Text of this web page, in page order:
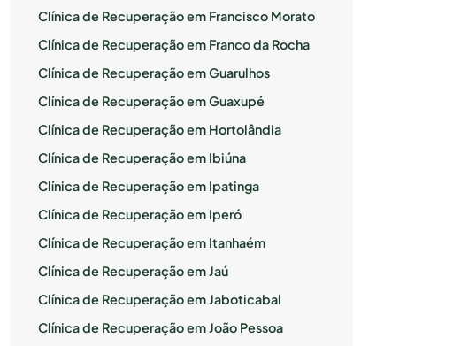
Clínica de Recuperação em Francisco Morato
Clínica de Recuperação em Franco da Rocha
Clínica de Recuperação em Guarulhos
Clínica de Recuperação em Guaxupé
Clínica de Recuperação em Hortolândia
Clínica de Recuperação em Ibiúna
Clínica de Recuperação em Ipatinga
Clínica de Recuperação em Iperó
Clínica de Recuperação em Itanhaém
Clínica de Recuperação em Jaú
Clínica de Recuperação em Jaboticabal
Clínica de Recuperação em João Pessoa